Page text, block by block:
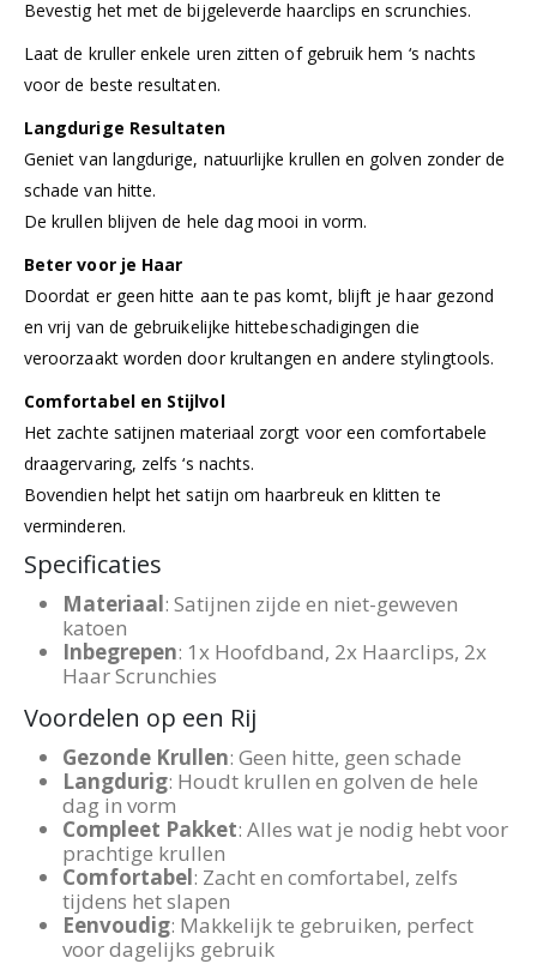
Bevestig het met de bijgeleverde haarclips en scrunchies.
Laat de kruller enkele uren zitten of gebruik hem ‘s nachts
voor de beste resultaten.
Langdurige Resultaten
Geniet van langdurige, natuurlijke krullen en golven zonder de
schade van hitte.
De krullen blijven de hele dag mooi in vorm.
Beter voor je Haar
Doordat er geen hitte aan te pas komt, blijft je haar gezond
en vrij van de gebruikelijke hittebeschadigingen die
veroorzaakt worden door krultangen en andere stylingtools.
Comfortabel en Stijlvol
Het zachte satijnen materiaal zorgt voor een comfortabele
draagervaring, zelfs ‘s nachts.
Bovendien helpt het satijn om haarbreuk en klitten te
verminderen.
Specificaties
Materiaal: Satijnen zijde en niet-geweven
katoen
Inbegrepen: 1x Hoofdband, 2x Haarclips, 2x
Haar Scrunchies
Voordelen op een Rij
Gezonde Krullen: Geen hitte, geen schade
Langdurig: Houdt krullen en golven de hele
dag in vorm
Compleet Pakket: Alles wat je nodig hebt voor
prachtige krullen
Comfortabel: Zacht en comfortabel, zelfs
tijdens het slapen
Eenvoudig: Makkelijk te gebruiken, perfect
voor dagelijks gebruik